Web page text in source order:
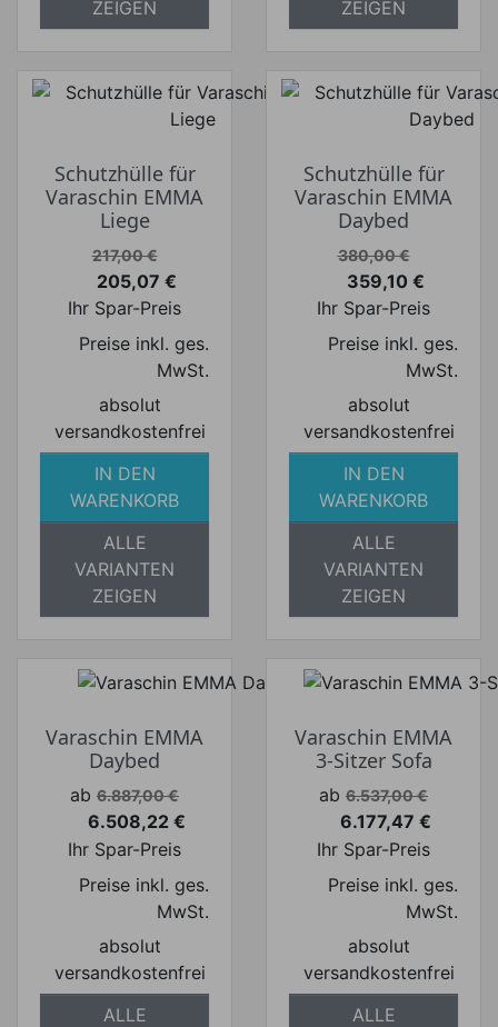
ZEIGEN ZEIGEN
Schutzhülle für
Varaschin EMMA
Liege
Verkaufspreis
217,00 €
Preis
205,07 €
Ihr Spar-Preis
Preise inkl. ges.
MwSt.
absolut
versandkostenfrei
IN DEN
WARENKORB
ALLE
VARIANTEN
ZEIGEN
Schutzhülle für
Varaschin EMMA
Daybed
Verkaufspreis
380,00 €
Preis
359,10 €
Ihr Spar-Preis
Preise inkl. ges.
MwSt.
absolut
versandkostenfrei
IN DEN
WARENKORB
ALLE
VARIANTEN
ZEIGEN
Varaschin EMMA
Daybed
Verkaufspreis
ab 6.887,00 €
Preis
6.508,22 €
Ihr Spar-Preis
Preise inkl. ges.
MwSt.
absolut
versandkostenfrei
ALLE
Varaschin EMMA
3-Sitzer Sofa
Verkaufspreis
ab 6.537,00 €
Preis
6.177,47 €
Ihr Spar-Preis
Preise inkl. ges.
MwSt.
absolut
versandkostenfrei
ALLE